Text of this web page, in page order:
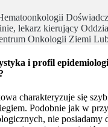
lekarz kierujący
Onkologii Ziemi
i profil
charakteryzuje się
Podobnie jak w
nie posiadamy